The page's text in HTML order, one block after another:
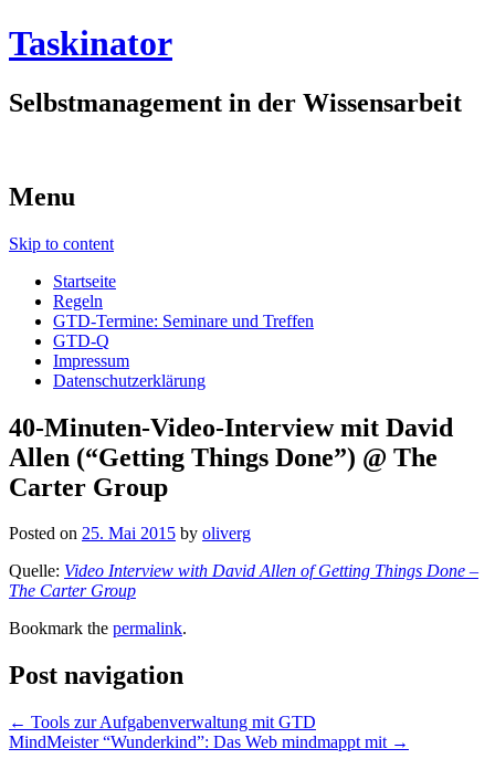
Taskinator
Selbstmanagement in der Wissensarbeit
Menu
Skip to content
Startseite
Regeln
GTD-Termine: Seminare und Treffen
GTD-Q
Impressum
Datenschutzerklärung
40-Minuten-Video-Interview mit David
Allen (“Getting Things Done”) @ The
Carter Group
Posted on 25. Mai 2015 by oliverg
Quelle: Video Interview with David Allen of Getting Things Done –
The Carter Group
Bookmark the permalink.
Post navigation
← Tools zur Aufgabenverwaltung mit GTD
MindMeister “Wunderkind”: Das Web mindmappt mit →